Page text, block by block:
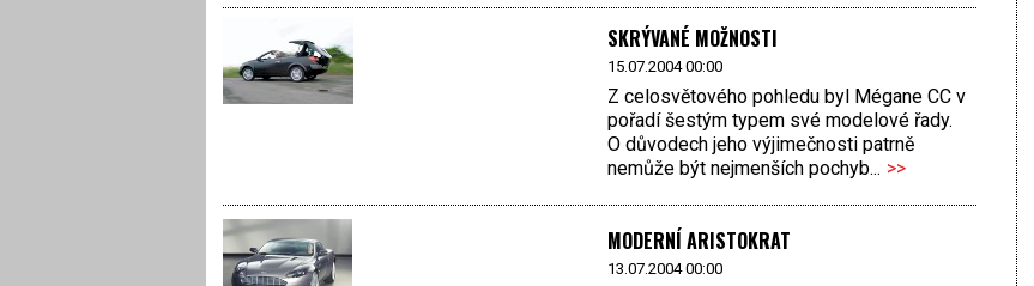
SKRÝVANÉ MOŽNOSTI
15.07.2004 00:00
Z celosvětového pohledu byl Mégane CC v
pořadí šestým typem své modelové řady.
O důvodech jeho výjimečnosti patrně
nemůže být nejmenších pochyb... >>
MODERNÍ ARISTOKRAT
13.07.2004 00:00